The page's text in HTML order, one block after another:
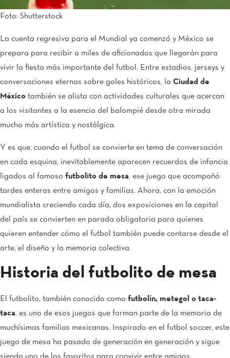
Foto: Shutterstock
La cuenta regresiva para el Mundial ya comenzó y México se
prepara para recibir a miles de aficionados que llegarán para
vivir la fiesta más importante del futbol. Entre estadios, jerseys y
conversaciones eternas sobre goles históricos, la Ciudad de
México también se alista con actividades culturales que acercan
a los visitantes a la esencia del balompié desde otra mirada
mucho más artística y nostálgica.
Y es que, cuando el futbol se convierte en tema de conversación
en cada esquina, inevitablemente aparecen recuerdos de infancia
ligados al famoso futbolito de mesa, ese juego que acompañó
tardes enteras entre amigos y familias. Ahora, con la emoción
mundialista creciendo cada día, dos exposiciones en la capital
del país se convierten en parada obligatoria para quienes
quieren entender cómo el futbol también puede contarse desde el
arte, el diseño y la memoria colectiva.
Historia del futbolito de mesa
El futbolito, también conocido como futbolín, metegol o taca-
taca, es uno de esos juegos que forman parte de la memoria de
muchísimas familias mexicanas. Inspirado en el futbol soccer, este
juego de mesa ha pasado de generación en generación y sigue